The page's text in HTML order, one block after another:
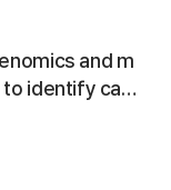
and m
identify caus